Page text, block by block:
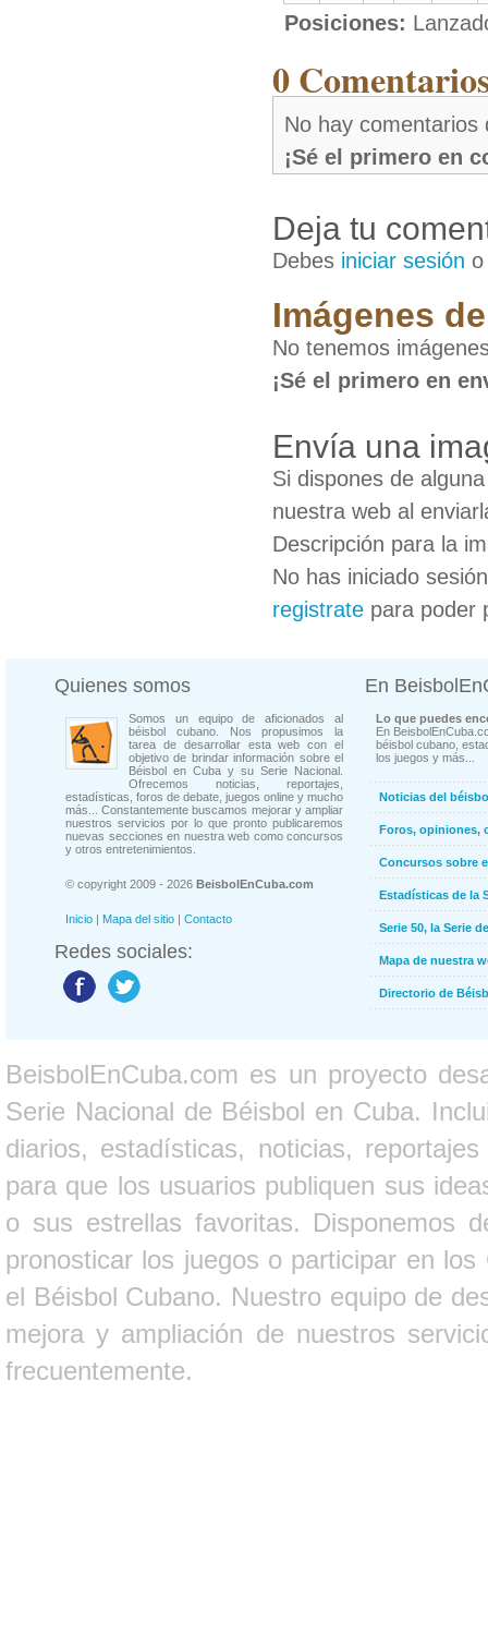
Posiciones:
0
No hay comentarios
¡Sé el primero en
Deja tu
Debes iniciar sesión
Imágenes
No tenemos
¡Sé el primero en
Envía una
Si dispones de
nuestra web al
Descripción para la
No has iniciado
registrate para poder
Quienes somos
Somos un equipo de aficionados al
béisbol cubano. Nos propusimos la
tarea de desarrollar esta web con el
objetivo de brindar información sobre el
Béisbol en Cuba y su Serie Nacional.
Ofrecemos noticias, reportajes,
estadísticas, foros de debate, juegos online y mucho
más... Constantemente buscamos mejorar y ampliar
nuestros servicios por lo que pronto publicaremos
nuevas secciones en nuestra web como concursos
y otros entretenimientos.
© copyright 2009 - 2026 BeisbolEnCuba.com
Inicio | Mapa del sitio | Contacto
Redes sociales:
En
Lo que puedes
En
béisbol cubano,
los juegos y más...
Noticias del
Foros, opiniones,
Concursos sobre
Estadísticas de la
Serie 50, la Serie
Mapa de nuestra
Directorio de
BeisbolEnCuba.com es un proyecto
Serie Nacional de Béisbol en Cuba.
diarios, estadísticas, noticias,
para que los usuarios publiquen sus
o sus estrellas favoritas. Disponemos
pronosticar los juegos o participar en
el Béisbol Cubano. Nuestro equipo de
mejora y ampliación de nuestros
frecuentemente.